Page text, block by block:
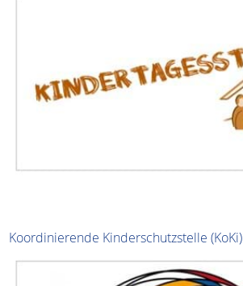
Koordinierende Kinderschutzstelle (KoKi)